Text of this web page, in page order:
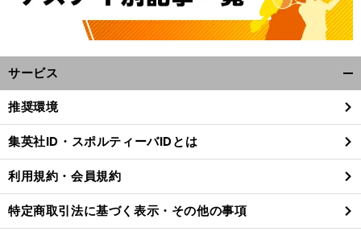
サービス
閉
る
推奨環境
集英社ID・スポルティーバIDとは
利用規約・会員規約
特定商取引法に基づく表示・その他の事項